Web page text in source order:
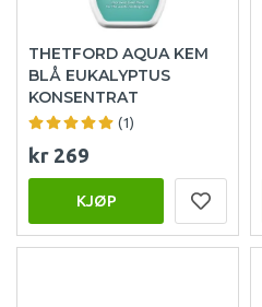
THETFORD AQUA KEM
BLÅ EUKALYPTUS
KONSENTRAT
(1)
kr 269
KJØP